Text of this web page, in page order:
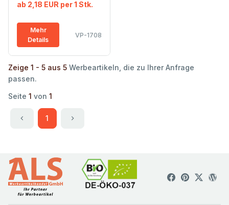
ab 2,18 EUR per 1 Stk.
Mehr
Details
VP-1708
Zeige 1 - 5 aus 5 Werbeartikeln, die zu Ihrer Anfrage
passen.
Seite 1 von 1
1